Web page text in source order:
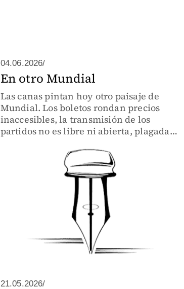
04.06.2026/
En otro Mundial
Las canas pintan hoy otro paisaje de
Mundial. Los boletos rondan precios
inaccesibles, la transmisión de los
partidos no es libre ni abierta, plagada
imbécil y ruido, mucho ruido.
21.05.2026/